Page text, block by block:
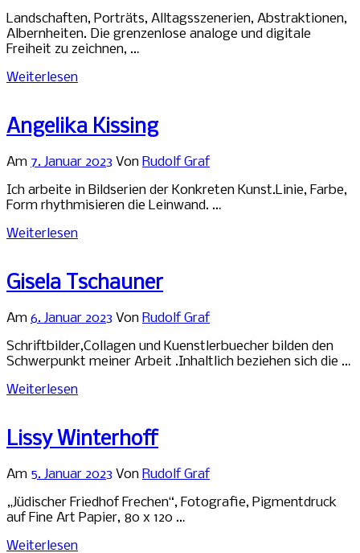
Landschaften, Porträts, Alltagsszenerien, Abstraktionen,
Albernheiten. Die grenzenlose analoge und digitale
Freiheit zu zeichnen, …
Weiterlesen
Angelika Kissing
Am 7. Januar 2023 Von Rudolf Graf
Ich arbeite in Bildserien der Konkreten Kunst.Linie, Farbe,
Form rhythmisieren die Leinwand. …
Weiterlesen
Gisela Tschauner
Am 6. Januar 2023 Von Rudolf Graf
Schriftbilder,Collagen und Kuenstlerbuecher bilden den
Schwerpunkt meiner Arbeit .Inhaltlich beziehen sich die …
Weiterlesen
Lissy Winterhoff
Am 5. Januar 2023 Von Rudolf Graf
„Jüdischer Friedhof Frechen“, Fotografie, Pigmentdruck
auf Fine Art Papier, 80 x 120 …
Weiterlesen